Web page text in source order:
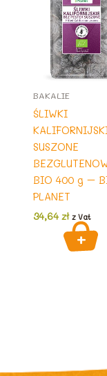
BAKALIE
ŚLIWKI
SUSZONE
BIO 400 g –
PLANET
34,64 zł z Vat